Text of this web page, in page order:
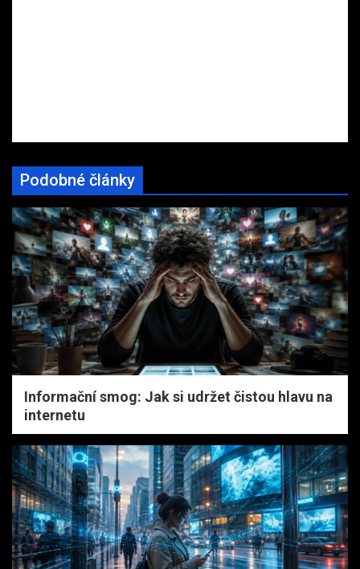
Podobné články
Informační smog: Jak si udržet čistou hlavu na
internetu